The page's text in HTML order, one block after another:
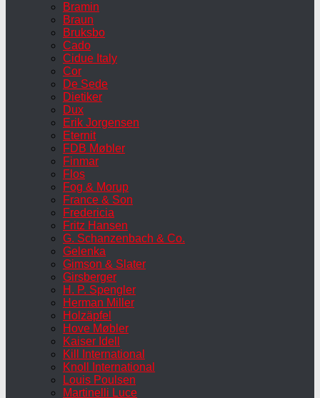
Bramin
Braun
Bruksbo
Cado
Cidue Italy
Cor
De Sede
Dietiker
Dux
Erik Jorgensen
Eternit
FDB Møbler
Finmar
Flos
Fog & Morup
France & Son
Fredericia
Fritz Hansen
G. Schanzenbach & Co.
Gelenka
Gimson & Slater
Girsberger
H. P. Spengler
Herman Miller
Holzäpfel
Hove Møbler
Kaiser Idell
Kill International
Knoll International
Louis Poulsen
Martinelli Luce